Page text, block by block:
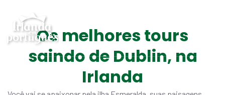
Os melhores tours
saindo de Dublin, na
Irlanda